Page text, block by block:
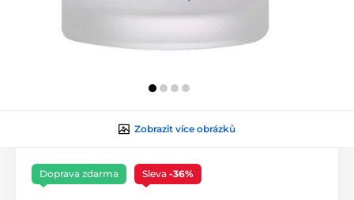
Zobrazit více obrázků
Doprava zdarma Sleva -36%